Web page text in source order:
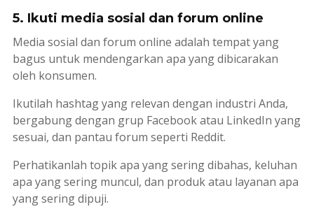
5. Ikuti media sosial dan forum online
Media sosial dan forum online adalah tempat yang
bagus untuk mendengarkan apa yang dibicarakan
oleh konsumen.
Ikutilah hashtagyang relevan dengan industri Anda,
bergabung dengan grup Facebook atau LinkedIn yang
sesuai, dan pantau forum seperti Reddit.
Perhatikanlah topik apa yang sering dibahas, keluhan
apa yang sering muncul, dan produk atau layanan apa
yang sering dipuji.